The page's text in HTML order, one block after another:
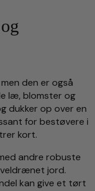
den er også
læ, blomster og
dukker op over en
for bestøvere i
kort.
andre robuste
jord.
kan give et tørt